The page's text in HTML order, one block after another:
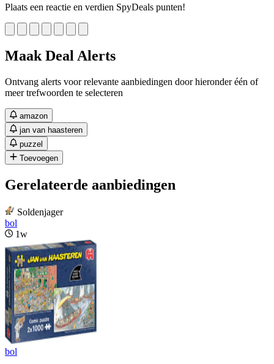
Plaats een reactie en verdien SpyDeals punten!
Maak Deal Alerts
Ontvang alerts voor relevante aanbiedingen door hieronder één of
meer trefwoorden te selecteren
amazon
jan van haasteren
puzzel
Toevoegen
Gerelateerde aanbiedingen
Soldenjager
bol
1w
bol